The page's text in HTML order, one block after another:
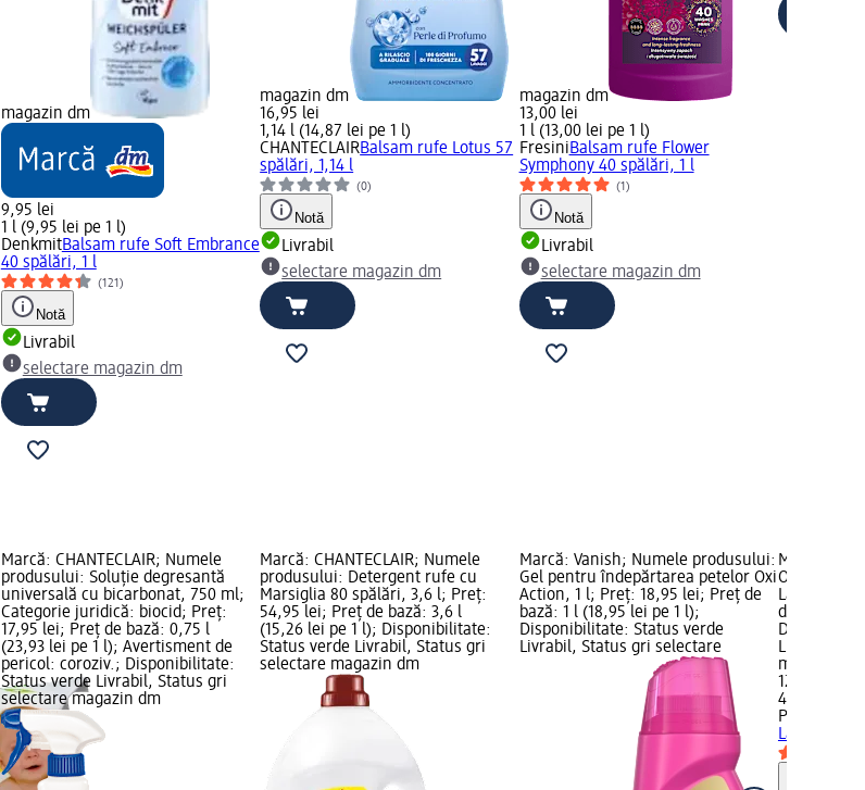
magazin dm
9,95 lei
1 l (9,95 lei pe 1 l)
DenkmitBalsam rufe Soft Embrance
40 spălări, 1 l
(121)
Notă
Livrabil
selectare magazin dm
magazin dm
16,95 lei
1,14 l (14,87 lei pe 1 l)
CHANTECLAIRBalsam rufe Lotus 57
spălări, 1,14 l
(0)
Notă
Livrabil
selectare magazin dm
magazin dm
13,00 lei
1 l (13,00 lei pe 1 l)
FresiniBalsam rufe Flower
Symphony 40 spălări, 1 l
(1)
Notă
Livrabil
selectare magazin dm
Marcă: CHANTECLAIR; Numele
produsului: Soluție degresantă
universală cu bicarbonat, 750 ml;
Categorie juridică: biocid; Preț:
17,95 lei; Preț de bază: 0,75 l
(23,93 lei pe 1 l); Avertisment de
pericol: coroziv.; Disponibilitate:
Status verde Livrabil, Status gri
selectare magazin dm
Marcă: CHANTECLAIR; Numele
produsului: Detergent rufe cu
Marsiglia 80 spălări, 3,6 l; Preț:
54,95 lei; Preț de bază: 3,6 l
(15,26 lei pe 1 l); Disponibilitate:
Status verde Livrabil, Status gri
selectare magazin dm
Marcă: Vanish; Numele produsului:
Gel pentru îndepărtarea petelor Oxi
Action, 1 l; Preț: 18,95 lei; Preț de
bază: 1 l (18,95 lei pe 1 l);
Disponibilitate: Status verde
Livrabil, Status gri selectare
Marcă:
Odorizant
Lavanda, 4
de bază: 4
Livrabil,
magazin
12,95 lei
4 buc (3,24
PEAK
Lavanda, 4